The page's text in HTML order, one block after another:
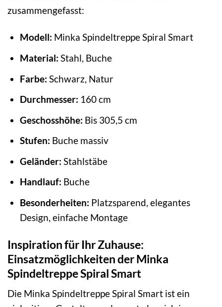
zusammengefasst:
Modell: Minka Spindeltreppe Spiral Smart
Material: Stahl, Buche
Farbe: Schwarz, Natur
Durchmesser: 160 cm
Geschosshöhe: Bis 305,5 cm
Stufen: Buche massiv
Geländer: Stahlstäbe
Handlauf: Buche
Besonderheiten: Platzsparend, elegantes
Design, einfache Montage
Inspiration für Ihr Zuhause:
Einsatzmöglichkeiten der Minka
Spindeltreppe Spiral Smart
Die Minka Spindeltreppe Spiral Smart ist ein